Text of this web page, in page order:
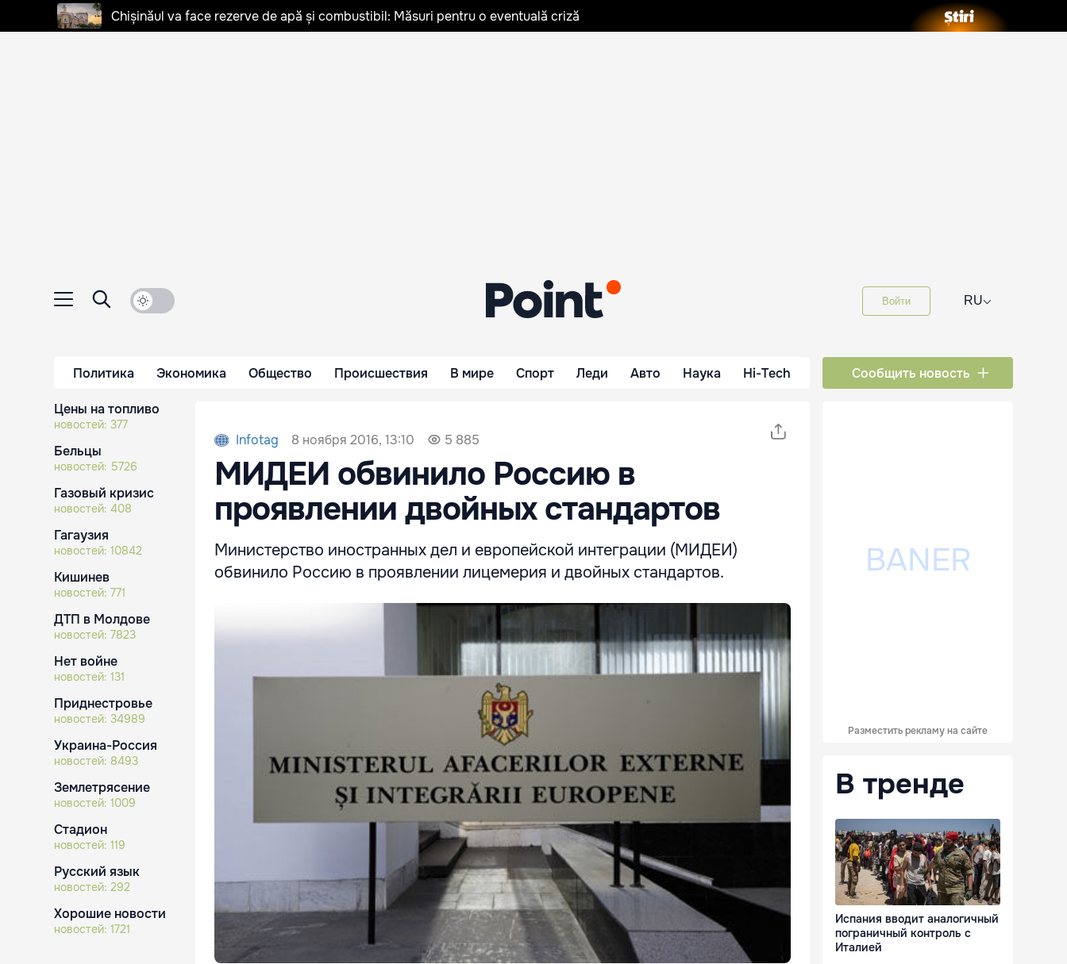
Chișinăul va face rezerve de apă și combustibil: Măsuri pentru o eventuală criză
Войти RU⌵
Политика Экономика Общество Происшествия В мире Спорт Леди Авто Наука Hi-Tech Сообщить новость
Цены на топливо
новостей: 377
Бельцы
новостей: 5726
Газовый кризис
новостей: 408
Гагаузия
новостей: 10842
Кишинев
новостей: 771
ДТП в Молдове
новостей: 7823
Нет войне
новостей: 131
Приднестровье
новостей: 34989
Украина-Россия
новостей: 8493
Землетрясение
новостей: 1009
Стадион
новостей: 119
Русский язык
новостей: 292
Хорошие новости
новостей: 1721
Infotag 8 ноября 2016, 13:10 5 885
МИДЕИ обвинило Россию в
проявлении двойных стандартов
Министерство иностранных дел и европейской интеграции (МИДЕИ)
обвинило Россию в проявлении лицемерия и двойных стандартов.
Разместить рекламу на сайте
В тренде
Испания вводит аналогичный
пограничный контроль с
Италией